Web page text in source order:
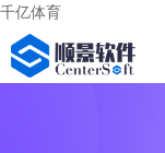
千亿体育